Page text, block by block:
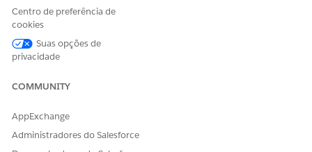
NOTA
Mesmo que você os veja, não insira nada nas guias a
declaração:
Fatos de classificação
Impostos e taxas
Centro de preferência de
cookies
Suas opções de
privacidade
COMMUNITY
AppExchange
Administradores do Salesforce